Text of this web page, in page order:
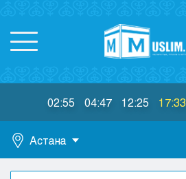
02:55 04:47 12:25 17:33
Астана
Астана